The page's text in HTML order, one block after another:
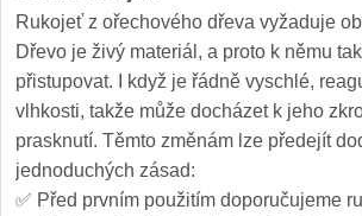
Rukojeť z ořechového dřeva vyžaduje
Dřevo je živý materiál, a proto k němu
přistupovat. I když je řádně vyschlé,
vlhkosti, takže může docházet k jeho
prasknutí. Těmto změnám lze předejít
jednoduchých zásad:
✅ Před prvním použitím doporučujeme